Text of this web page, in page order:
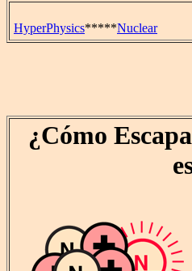
HyperPhysics*****Nuclear
¿Cómo